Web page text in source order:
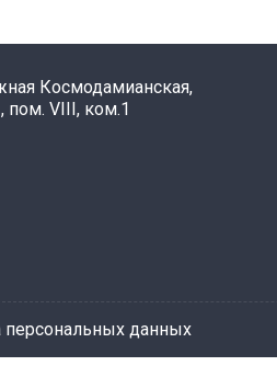
Космодамианская,
пом. VIII, ком.1
персональных данных